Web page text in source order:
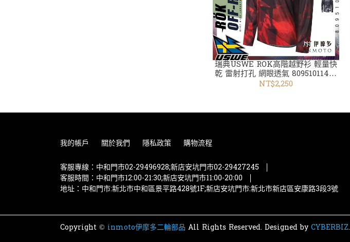
瑞典USWE ROK高階越野衫 輕量快
乾 雷射打孔 網眼透氣 80951011400
紅 共3色 越野衣褲
NT$2,250
我的帳戶 關於我們 隱私政策
購物流程
客服專線：中和門市02-29496928;新店安坑門市02-29427245
客服時間：中和門市12:00-21:30;新店安坑門市11:00-20:00
地址：中和門市:新北市中和區景平路428號1F;新店安坑門市:新北市新店區安康路3段3號
Copyright © inmoto伊摩多二輪部品 All Rights Reserved. Designed by CYBERBIZ.